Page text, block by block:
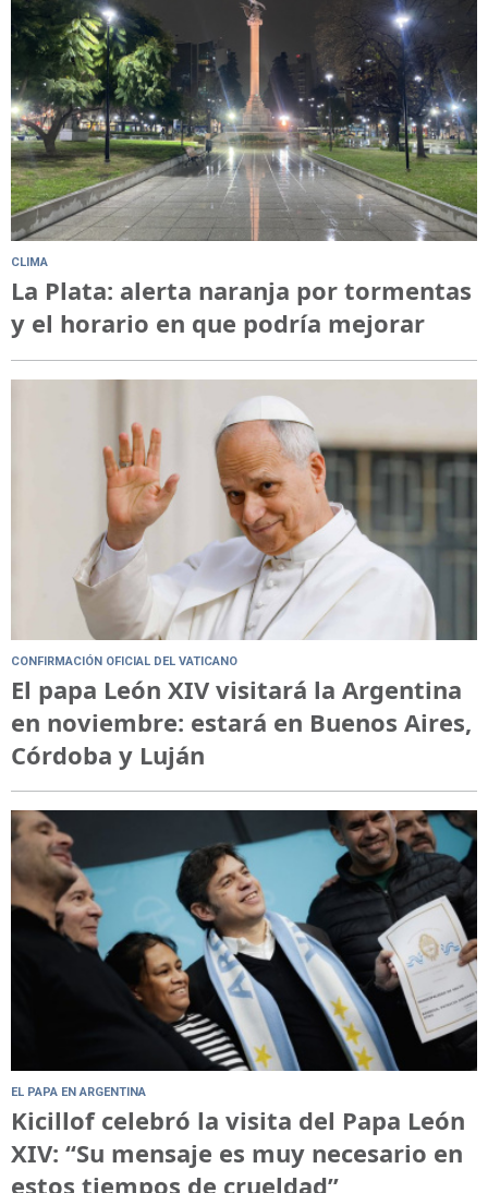
CLIMA
La Plata: alerta naranja por tormentas
y el horario en que podría mejorar
CONFIRMACIÓN OFICIAL DEL VATICANO
El papa León XIV visitará la Argentina
en noviembre: estará en Buenos Aires,
Córdoba y Luján
EL PAPA EN ARGENTINA
Kicillof celebró la visita del Papa León
XIV: “Su mensaje es muy necesario en
estos tiempos de crueldad”